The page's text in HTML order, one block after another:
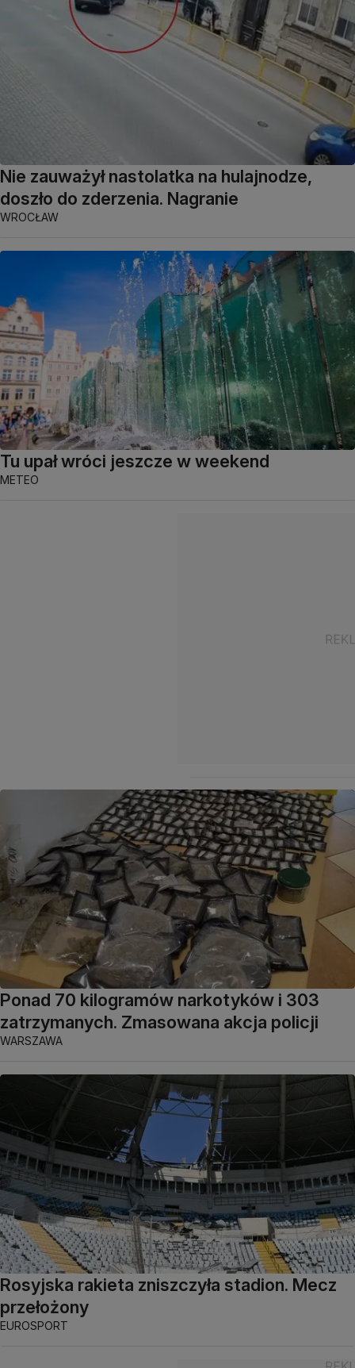
Nie zauważył nastolatka na hulajnodze,
doszło do zderzenia. Nagranie
WROCŁAW
Tu upał wróci jeszcze w weekend
METEO
Ponad 70 kilogramów narkotyków i 303
zatrzymanych. Zmasowana akcja policji
WARSZAWA
Rosyjska rakieta zniszczyła stadion. Mecz
przełożony
EUROSPORT